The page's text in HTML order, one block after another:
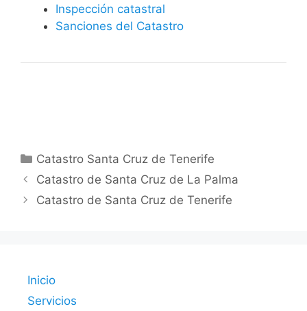
Inspección catastral
Sanciones del Catastro
Categorías
Catastro Santa Cruz de Tenerife
Catastro de Santa Cruz de La Palma
Catastro de Santa Cruz de Tenerife
Inicio
Servicios